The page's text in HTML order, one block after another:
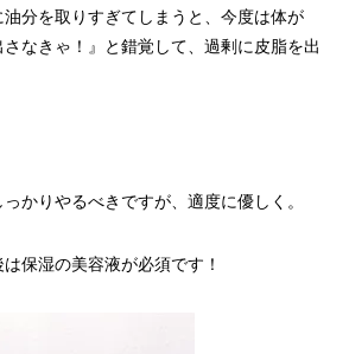
分を取りすぎてしまうと、今度は体が
さなきゃ！』と錯覚して、過剰に皮脂を出
かりやるべきですが、適度に優しく。
保湿の美容液が必須です！